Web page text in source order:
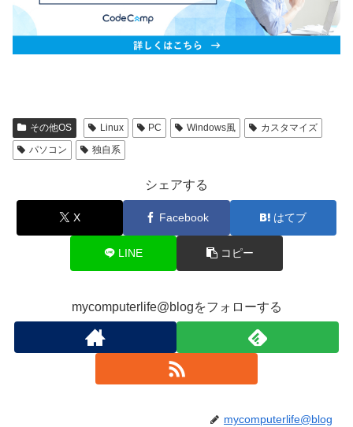
その他OS Linux PC Windows風
カスタマイズ
パソコン
独自系
シェアする
X Facebook はてブ
LINE コピー
mycomputerlife@blogをフォローする
mycomputerlife@blog